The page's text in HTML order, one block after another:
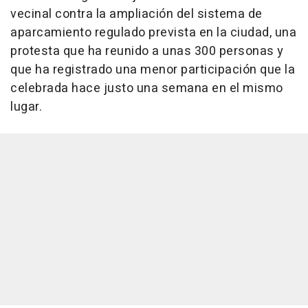
vecinal contra la ampliación del sistema de
aparcamiento regulado prevista en la ciudad, una
protesta que ha reunido a unas 300 personas y
que ha registrado una menor participación que la
celebrada hace justo una semana en el mismo
lugar.